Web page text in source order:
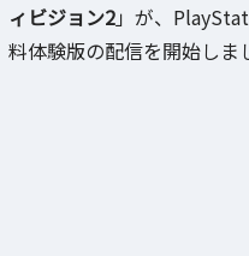
ィビジョン2」が、
料体験版の配信を開始しま